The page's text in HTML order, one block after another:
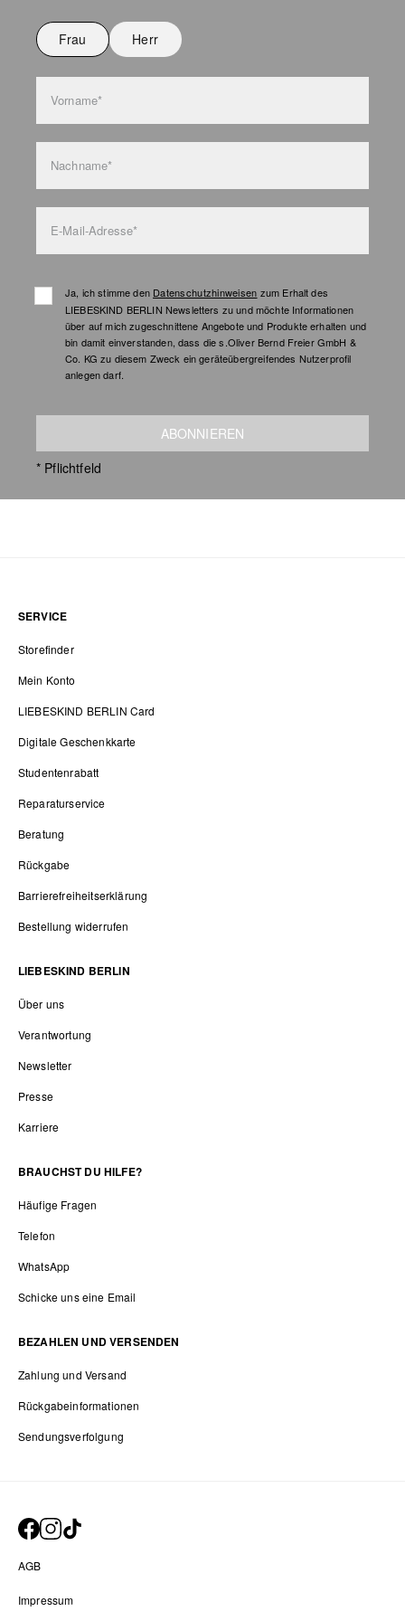
Frau Herr
Vorname*
Nachname*
E-Mail-Adresse*
Ja, ich stimme den Datenschutzhinweisen zum Erhalt des
LIEBESKIND BERLIN Newsletters zu und möchte Informationen
über auf mich zugeschnittene Angebote und Produkte erhalten und
bin damit einverstanden, dass die s.Oliver Bernd Freier GmbH &
Co. KG zu diesem Zweck ein geräteübergreifendes Nutzerprofil
anlegen darf.
ABONNIEREN
* Pflichtfeld
SERVICE
Storefinder
Mein Konto
LIEBESKIND BERLIN Card
Digitale Geschenkkarte
Studentenrabatt
Reparaturservice
Beratung
Rückgabe
Barrierefreiheitserklärung
Bestellung widerrufen
LIEBESKIND BERLIN
Über uns
Verantwortung
Newsletter
Presse
Karriere
BRAUCHST DU HILFE?
Häufige Fragen
Telefon
WhatsApp
Schicke uns eine Email
BEZAHLEN UND VERSENDEN
Zahlung und Versand
Rückgabeinformationen
Sendungsverfolgung
AGB
Impressum